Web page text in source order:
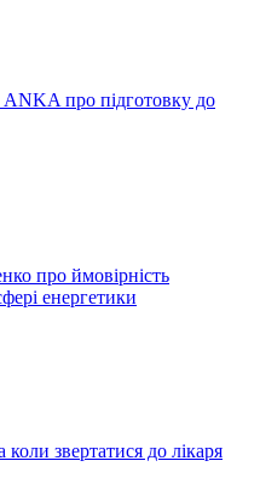
ANKA про підготовку до
про ймовірність
енергетики
звертатися до лікаря